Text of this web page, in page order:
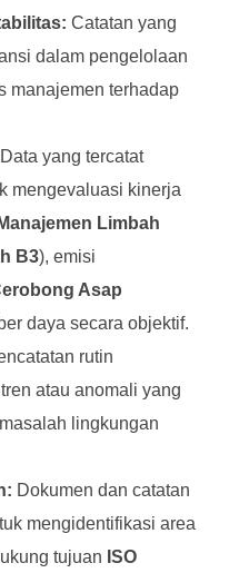
Catatan yang
dalam pengelolaan
manajemen terhadap
Data yang tercatat
mengevaluasi kinerja
Manajemen Limbah
B3), emisi
Asap
daya secara objektif.
rutin
atau anomali yang
lingkungan
Dokumen dan catatan
mengidentifikasi area
tujuan ISO